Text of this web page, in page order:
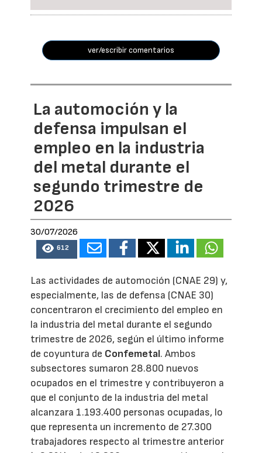
ver/escribir comentarios
La automoción y la
defensa impulsan el
empleo en la industria
del metal durante el
segundo trimestre de
2026
30/07/2026
612
Las actividades de automoción (CNAE 29) y,
especialmente, las de defensa (CNAE 30)
concentraron el crecimiento del empleo en
la industria del metal durante el segundo
trimestre de 2026, según el último informe
de coyuntura de Confemetal. Ambos
subsectores sumaron 28.800 nuevos
ocupados en el trimestre y contribuyeron a
que el conjunto de la industria del metal
alcanzara 1.193.400 personas ocupadas, lo
que representa un incremento de 27.300
trabajadores respecto al trimestre anterior